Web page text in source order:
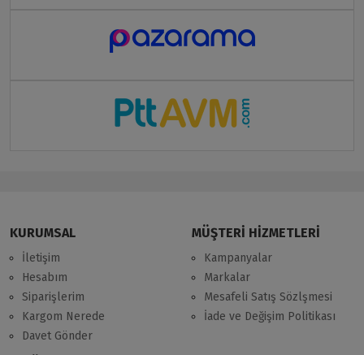
KURUMSAL
İletişim
Hesabım
Siparişlerim
Kargom Nerede
Davet Gönder
MÜŞTERİ HİZMETLERİ
Kampanyalar
Markalar
Mesafeli Satış Sözlşmesi
İade ve Değişim Politikası